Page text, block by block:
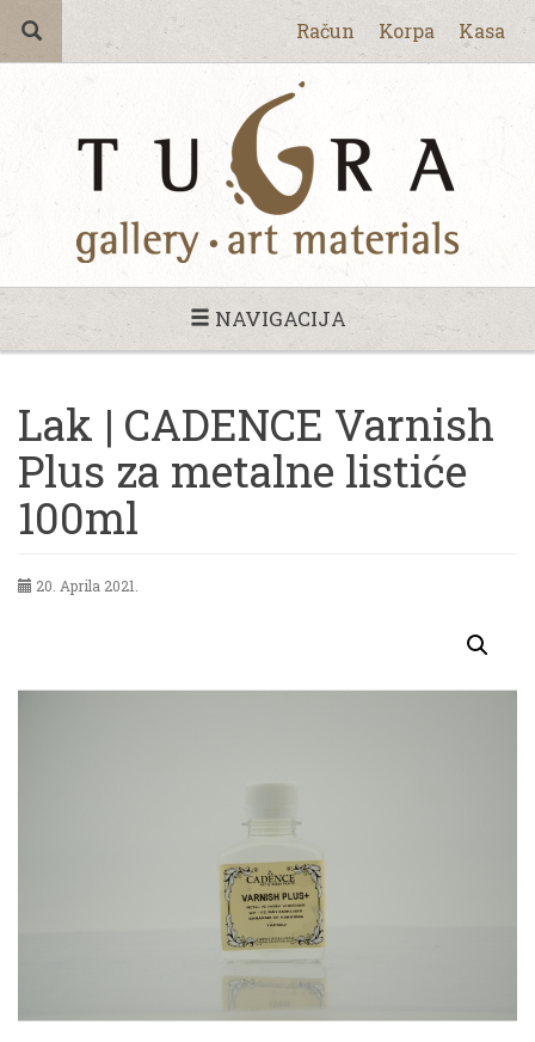
Račun Korpa Kasa
NAVIGACIJA
Lak | CADENCE Varnish
Plus za metalne listiće
100ml
20. Aprila 2021.